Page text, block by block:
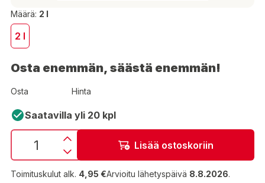
Määrä: 2 l
2 l
Osta enemmän, säästä enemmän!
Osta Hinta
Saatavilla yli 20 kpl
Lisää ostoskoriin
Toimituskulut alk. 4,95 €Arvioitu lähetyspäivä 8.8.2026.